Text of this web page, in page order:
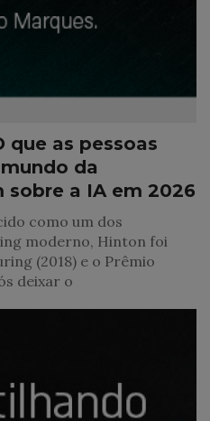
que as pessoas
da
a IA em 2026
como um dos
moderno, Hinton foi
(2018) e o Prêmio
deixar o